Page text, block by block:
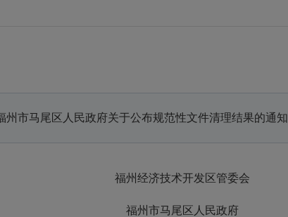
州市马尾区人民政府关于公布规范性文件清理结果的通知
福州经济技术开发区管委会
福州市马尾区人民政府